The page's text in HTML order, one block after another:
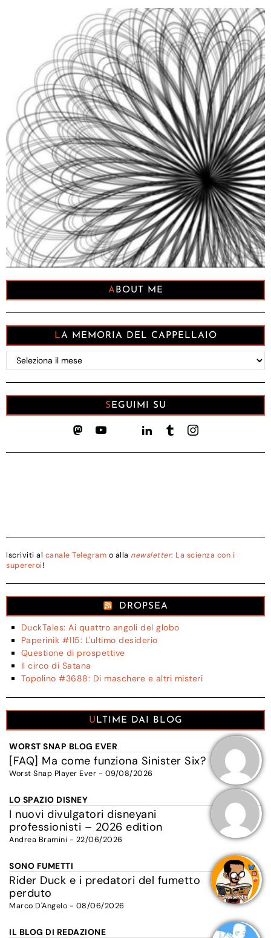
ABOUT ME
LA MEMORIA DEL CAPPELLAIO
memoria
del
Cappellaio
SEGUIMI SU
Iscriviti al canale Telegram o alla newsletter: La scienza con i
supereroi!
DROPSEA
DuckTales: Ai quattro angoli del globo
Paperinik #115: L'ultimo desiderio
Questione di prospettive
Il circo di Satana
Topolino #3688: Di maschere e altri misteri
ULTIME DAI BLOG
WORST SNAP BLOG EVER
[FAQ] Ma come funziona Sinister Six?
Worst Snap Player Ever - 09/08/2026
LO SPAZIO DISNEY
I nuovi divulgatori disneyani
professionisti – 2026 edition
Andrea Bramini - 22/06/2026
SONO FUMETTI
Rider Duck e i predatori del fumetto
perduto
Marco D'Angelo - 08/06/2026
IL BLOG DI REDAZIONE